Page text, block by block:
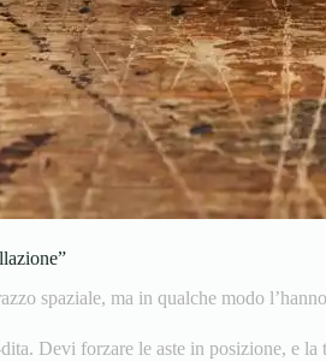
spaziale, ma in qualche modo
Devi forzare le aste in posizione, e la